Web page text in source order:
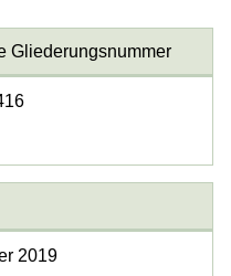
Gliederungsnummer
2019